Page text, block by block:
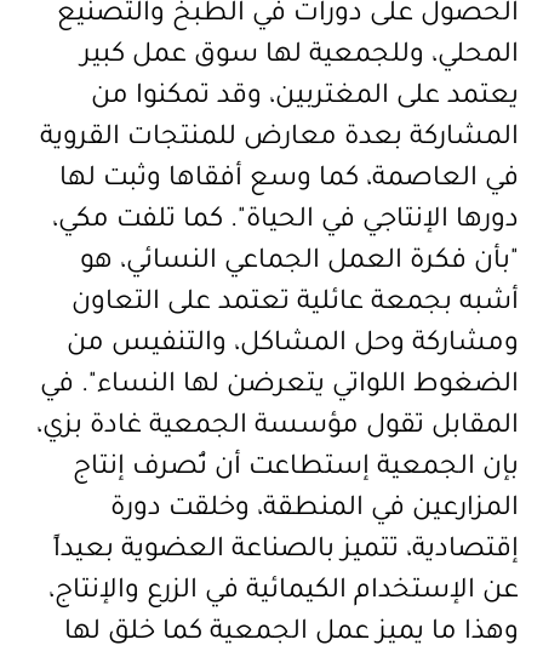
الحصول على دورات في الطبخ والتصنيع
المحلي، وللجمعية لها سوق عمل كبير
يعتمد على المغتربين، وقد تمكنوا من
المشاركة بعدة معارض للمنتجات القروية
في العاصمة، كما وسع أفقاها وثبت لها
دورها الإنتاجي في الحياة". كما تلفت مكي،
"بأن فكرة العمل الجماعي النسائي، هو
أشبه بجمعة عائلية تعتمد على التعاون
ومشاركة وحل المشاكل، والتنفيس من
الضغوط اللواتي يتعرضن لها النساء". في
المقابل تقول مؤسسة الجمعية غادة بزي،
بإن الجمعية إستطاعت أن تُصرف إنتاج
المزارعين في المنطقة، وخلقت دورة
إقتصادية، تتميز بالصناعة العضوية بعيداً
عن الإستخدام الكيمائية في الزرع والإنتاج،
وهذا ما يميز عمل الجمعية كما خلق لها